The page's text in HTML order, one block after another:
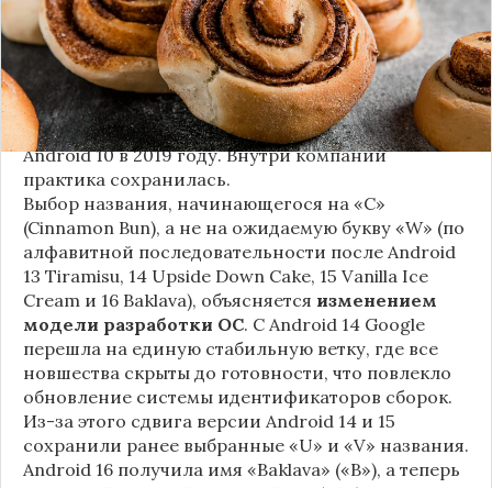
корицей»).
Это решение продолжает знаменитую традицию
Google называть версии Android в честь
сладостей и десертов (Cupcake, Donut, KitKat и
т.д.), хотя компанияпрекратила публично
использовать эти именас момента выхода
Android 10 в 2019 году. Внутри компании
практика сохранилась.
Выбор названия, начинающегося на «C»
(Cinnamon Bun), а не на ожидаемую букву «W» (по
алфавитной последовательности после Android
13 Tiramisu, 14 Upside Down Cake, 15 Vanilla Ice
Cream и 16 Baklava), объясняется изменением
модели разработки ОС. С Android 14 Google
перешла на единую стабильную ветку, где все
новшества скрыты до готовности, что повлекло
обновление системы идентификаторов сборок.
Из-за этого сдвига версии Android 14 и 15
сохранили ранее выбранные «U» и «V» названия.
Android 16 получила имя «Baklava» («B»), а теперь